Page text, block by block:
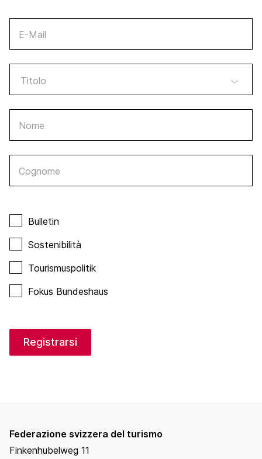
E-Mail
Nome
Cognome
Bulletin
Sostenibilità
Tourismuspolitik
Fokus Bundeshaus
Registrarsi
Federazione svizzera del turismo
Finkenhubelweg 11